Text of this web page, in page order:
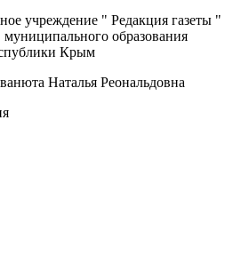
учреждение " Редакция газеты "
образования
Крым
Наталья Реональдовна